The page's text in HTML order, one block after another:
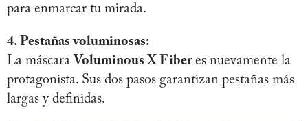
para enmarcar tu mirada.
4. Pestañas voluminosas:
La máscara Voluminous X Fiberes nuevamente la
protagonista. Sus dos pasos garantizan pestañas más
largas y definidas.